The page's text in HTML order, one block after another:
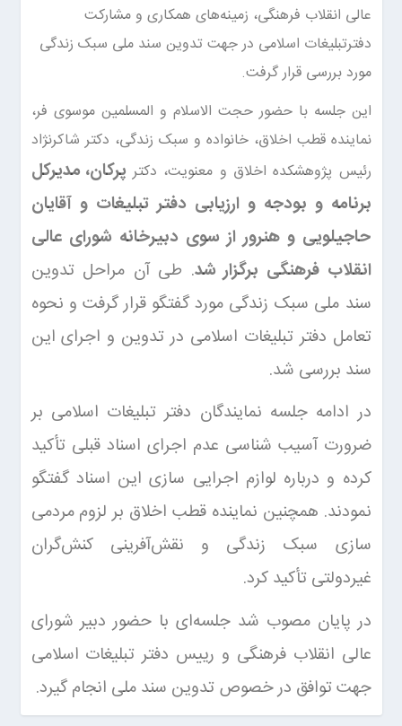
عالی انقلاب فرهنگی، زمینه‌های همکاری و مشارکت
دفترتبلیغات اسلامی در جهت تدوین سند ملی سبک زندگی
مورد بررسی قرار گرفت.
این جلسه با حضور حجت الاسلام و المسلمین موسوی فر،
نماینده قطب اخلاق، خانواده و سبک زندگی، دکتر شاکرنژاد
رئیس پژوهشکده اخلاق و معنویت، دکتر پرکان، مدیرکل
برنامه و بودجه و ارزیابی دفتر تبلیغات و آقایان
حاجیلويی و هنرور از سوی دبیرخانه شورای عالی
انقلاب فرهنگی برگزار شد. طی آن مراحل تدوین
سند ملی سبک زندگی مورد گفتگو قرار گرفت و نحوه
تعامل دفتر تبلیغات اسلامی در تدوین و اجرای این
سند بررسی شد.
در ادامه جلسه نمایندگان دفتر تبلیغات اسلامی بر
ضرورت آسیب شناسی عدم اجرای اسناد قبلی تأکید
کرده و درباره لوازم اجرایی سازی این اسناد گفتگو
نمودند. همچنین نماینده قطب اخلاق بر لزوم مردمی
سازی سبک زندگی و نقش‌آفرینی کنش‌گران
غیردولتی تأکید کرد.
در پایان مصوب شد جلسه‌ای با حضور دبیر شورای
عالی انقلاب فرهنگی و رییس دفتر تبلیغات اسلامی
جهت توافق در خصوص تدوین سند ملی انجام گیرد.